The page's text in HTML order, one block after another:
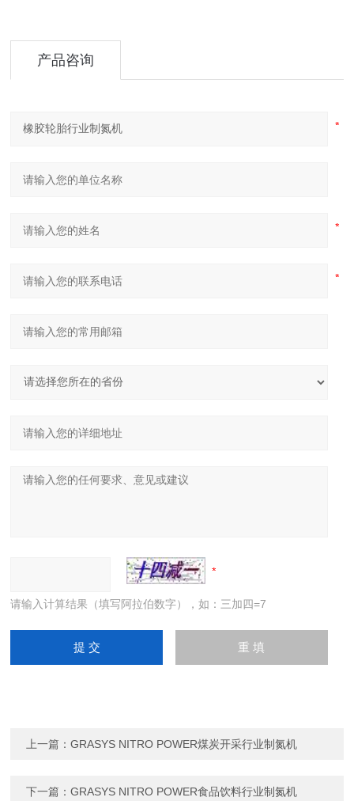
产品咨询
请输入计算结果（填写阿拉伯数字），如：三加四=7
上一篇：GRASYS NITRO POWER煤炭开采行业制氮机
下一篇：GRASYS NITRO POWER食品饮料行业制氮机